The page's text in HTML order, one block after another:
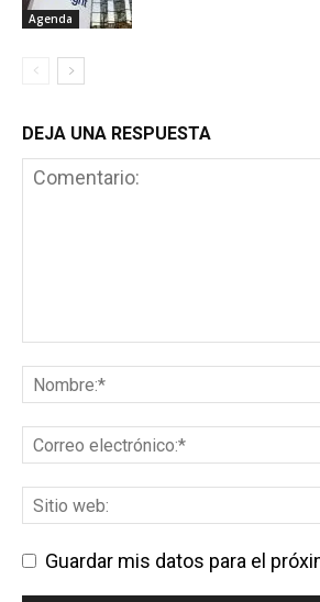
Agenda
DEJA UNA RESPUESTA
Guardar mis datos para el